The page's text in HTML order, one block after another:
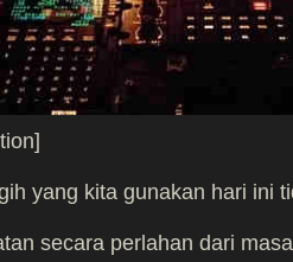
yang kita gunakan hari ini
secara perlahan dari